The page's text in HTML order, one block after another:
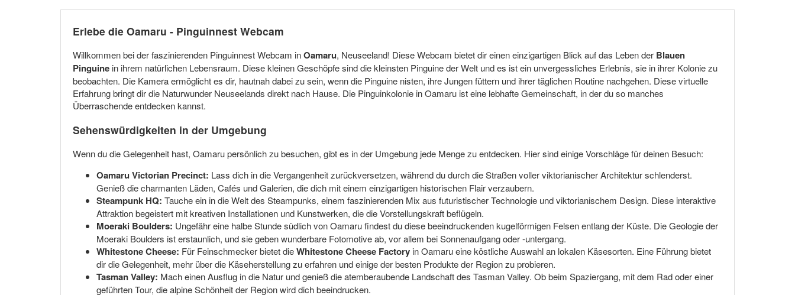
Erlebe die Oamaru - Pinguinnest Webcam
Willkommen bei der faszinierenden Pinguinnest Webcam inOamaru, Neuseeland! Diese Webcam bietet dir einen einzigartigen Blick auf das Leben der Blauen
Pinguine in ihrem natürlichen Lebensraum. Diese kleinen Geschöpfe sind die kleinsten Pinguine der Welt und es ist ein unvergessliches Erlebnis, sie in ihrer Kolonie zu
beobachten. Die Kamera ermöglicht es dir, hautnah dabei zu sein, wenn die Pinguine nisten, ihre Jungen füttern und ihrer täglichen Routine nachgehen. Diese virtuelle
Erfahrung bringt dir die Naturwunder Neuseelands direkt nach Hause. Die Pinguinkolonie in Oamaru ist eine lebhafte Gemeinschaft, in der du so manches
Überraschende entdecken kannst.
Sehenswürdigkeiten in der Umgebung
Wenn du die Gelegenheit hast, Oamaru persönlich zu besuchen, gibt es in der Umgebung jede Menge zu entdecken. Hier sind einige Vorschläge für deinen Besuch:
Oamaru Victorian Precinct: Lass dich in die Vergangenheit zurückversetzen, während du durch die Straßen voller viktorianischer Architektur schlenderst.
Genieß die charmanten Läden, Cafés und Galerien, die dich mit einem einzigartigen historischen Flair verzaubern.
Steampunk HQ: Tauche ein in die Welt des Steampunks, einem faszinierenden Mix aus futuristischer Technologie und viktorianischem Design. Diese interaktive
Attraktion begeistert mit kreativen Installationen und Kunstwerken, die die Vorstellungskraft beflügeln.
Moeraki Boulders: Ungefähr eine halbe Stunde südlich von Oamaru findest du diese beeindruckenden kugelförmigen Felsen entlang der Küste. Die Geologie der
Moeraki Boulders ist erstaunlich, und sie geben wunderbare Fotomotive ab, vor allem bei Sonnenaufgang oder -untergang.
Whitestone Cheese: Für Feinschmecker bietet dieWhitestone Cheese Factory in Oamaru eine köstliche Auswahl an lokalen Käsesorten. Eine Führung bietet
dir die Gelegenheit, mehr über die Käseherstellung zu erfahren und einige der besten Produkte der Region zu probieren.
Tasman Valley: Mach einen Ausflug in die Natur und genieß die atemberaubende Landschaft des Tasman Valley. Ob beim Spaziergang, mit dem Rad oder einer
geführten Tour, die alpine Schönheit der Region wird dich beeindrucken.